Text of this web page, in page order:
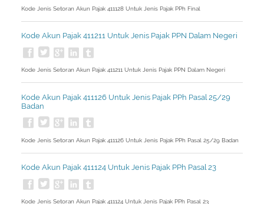
Kode Jenis Setoran Akun Pajak 411128 Untuk Jenis Pajak PPh Final
Kode Akun Pajak 411211 Untuk Jenis Pajak PPN Dalam Negeri
Kode Jenis Setoran Akun Pajak 411211 Untuk Jenis Pajak PPN Dalam Negeri
Kode Akun Pajak 411126 Untuk Jenis Pajak PPh Pasal 25/29
Badan
Kode Jenis Setoran Akun Pajak 411126 Untuk Jenis Pajak PPh Pasal 25/29 Badan
Kode Akun Pajak 411124 Untuk Jenis Pajak PPh Pasal 23
Kode Jenis Setoran Akun Pajak 411124 Untuk Jenis Pajak PPh Pasal 23